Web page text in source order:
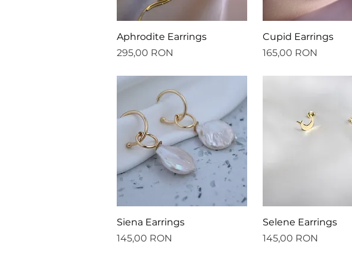
Afișare rapidă
Aphrodite Earrings
Preț
295,00 RON
Afișare rapidă
Cupid Earrings
Preț
165,00 RON
Afișare rapidă
Siena Earrings
Preț
145,00 RON
Afișare rapidă
Selene Earrings
Preț
145,00 RON